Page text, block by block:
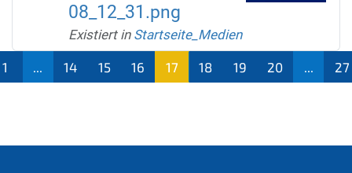
08_12_31.png
Existiert in Startseite_Medien
1 14 15 16
17
18 19 20 27